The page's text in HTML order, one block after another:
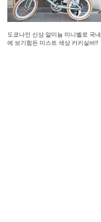
도쿄나인 신상 알미늄 미니벨로 국내
에 보기힘든 미스트 색상 카키실버!!